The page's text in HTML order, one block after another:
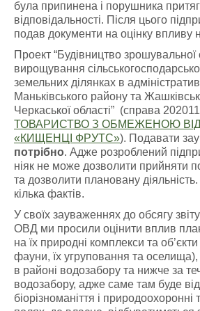
була припинена і порушника
відповідальності. Після цього
подав документи на оцінку впливу
Проект “Будівництво
вирощування
земельних ділянках в
Маньківського району та
Черкаської області” (справа
ТОВАРИСТВО З ОБМЕЖЕНОЮ
«КИЩЕНЦІ ФРУТС»). Подавати
потрібно. Адже розроблений
ніяк не може дозволити прийняти
та дозволити плановану
кілька фактів.
У своїх зауваженнях до обсягу
ОВД ми просили оцінити вплив
на їх природні комплекси та
фауни, їх угруповання та
в районі водозабору та нижче за
водозабору, адже саме там буде
біорізноманіття і природоохоронні